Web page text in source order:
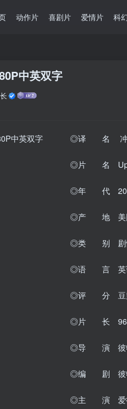
动作片 喜剧片 爱情片 科
中英双字
◎译 名 冲天
◎片 名
◎年 代
◎产 地 美
◎类 别 剧情/
◎语 言 英
◎评 分 豆瓣
◎片 长 96
◎导 演 彼特·
◎编 剧 彼特·
◎主 演 爱德华